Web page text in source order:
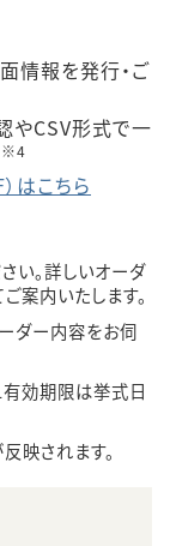
情報を発行・ご
やCSV形式で一
※4
はこちら
い。詳しいオーダ
案内いたします。
ダー内容をお伺
有効期限は挙式日
映されます。